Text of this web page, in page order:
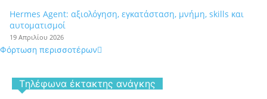
Hermes Agent: αξιολόγηση, εγκατάσταση, μνήμη, skills και
αυτοματισμοί
19 Απριλίου 2026
Φόρτωση περισσοτέρων
Tηλέφωνα έκτακτης ανάγκης